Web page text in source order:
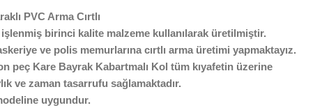
PVC Arma Cırtlı
birinci kalite malzeme kullanılarak üretilmiştir.
ve polis memurlarına cırtlı arma üretimi yapmaktayız.
peç Kare Bayrak Kabartmalı Kol tüm kıyafetin üzerine
ve zaman tasarrufu sağlamaktadır.
uygundur.